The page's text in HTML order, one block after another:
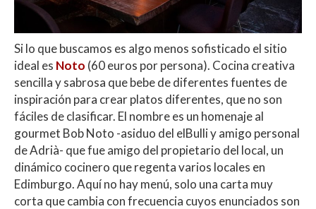
Si lo que buscamos es algo menos sofisticado el sitio
ideal es Noto (60 euros por persona). Cocina creativa
sencilla y sabrosa que bebe de diferentes fuentes de
inspiración para crear platos diferentes, que no son
fáciles de clasificar. El nombre es un homenaje al
gourmet Bob Noto -asiduo del elBulli y amigo personal
de Adrià- que fue amigo del propietario del local, un
dinámico cocinero que regenta varios locales en
Edimburgo. Aquí no hay menú, solo una carta muy
corta que cambia con frecuencia cuyos enunciados son